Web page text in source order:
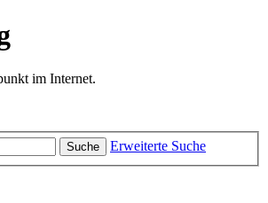
im Internet.
Suche Erweiterte Suche